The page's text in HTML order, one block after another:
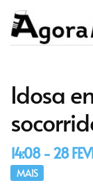
Idosa
14:08 - 28
MAIS